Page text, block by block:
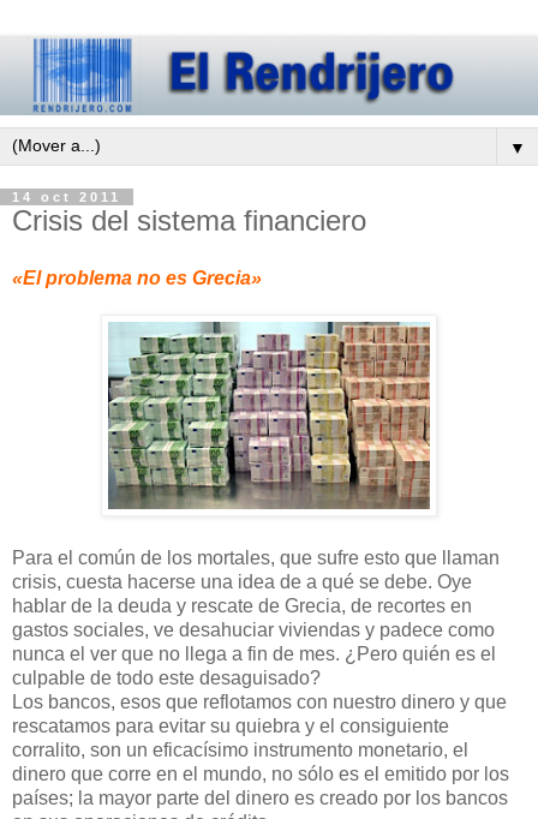
▼
14 oct 2011
Crisis del sistema financiero
«El problema no es Grecia»
Para el común de los mortales, que sufre esto que llaman
crisis, cuesta hacerse una idea de a qué se debe. Oye
hablar de la deuda y rescate de Grecia, de recortes en
gastos sociales, ve desahuciar viviendas y padece como
nunca el ver que no llega a fin de mes. ¿Pero quién es el
culpable de todo este desaguisado?
Los bancos, esos que reflotamos con nuestro dinero y que
rescatamos para evitar su quiebra y el consiguiente
corralito, son un eficacísimo instrumento monetario, el
dinero que corre en el mundo, no sólo es el emitido por los
países; la mayor parte del dinero es creado por los bancos